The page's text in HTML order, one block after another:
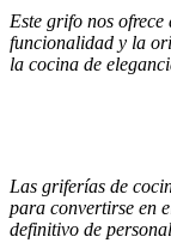
Este grifo nos
funcionalidad y la
la cocina de
Las griferías de
para convertirse en
definitivo de